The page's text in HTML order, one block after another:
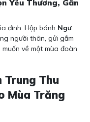
Yêu Thương, Gắn
đình. Hộp bánh Ngư
người thân, gửi gắm
về một mùa đoàn
Trung Thu
Mùa Trăng